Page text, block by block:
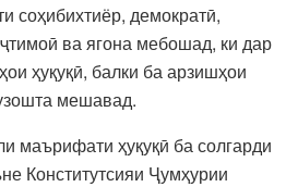
соҳибихтиёр, демократӣ,
ва ягона мебошад, ки дар
ҳуқуқӣ, балки ба арзишҳои
мешавад.
маърифати ҳуқуқӣ ба солгарди
Конститутсияи Ҷумҳурии